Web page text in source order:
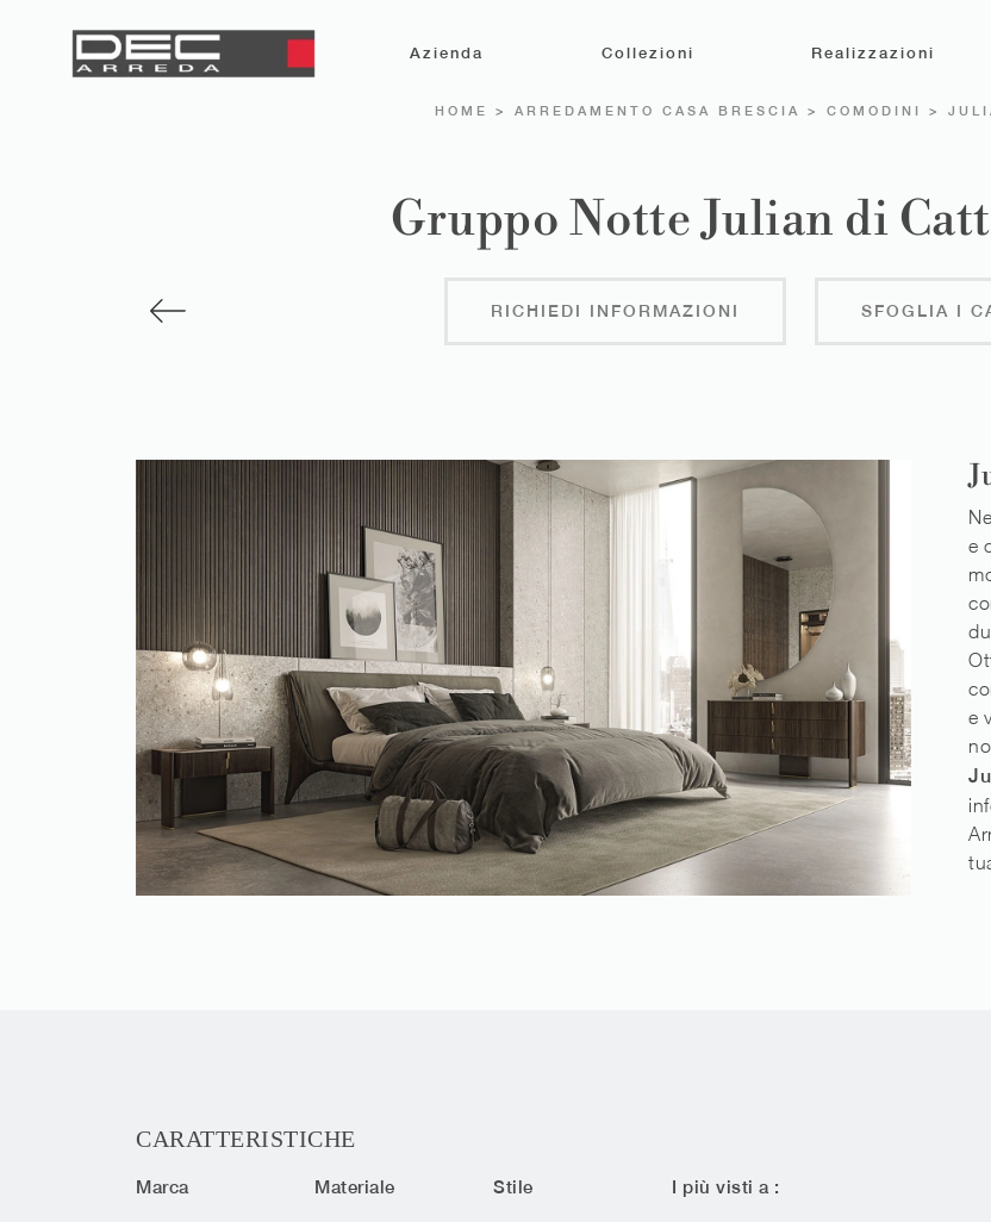
Azienda Collezioni Realizzazioni
HOME > ARREDAMENTO CASA BRESCIA > COMODINI >
Gruppo Notte Julian di
RICHIEDI INFORMAZIONI SFOGLIA I
e
e
CARATTERISTICHE
Marca Materiale Stile I più visti a :